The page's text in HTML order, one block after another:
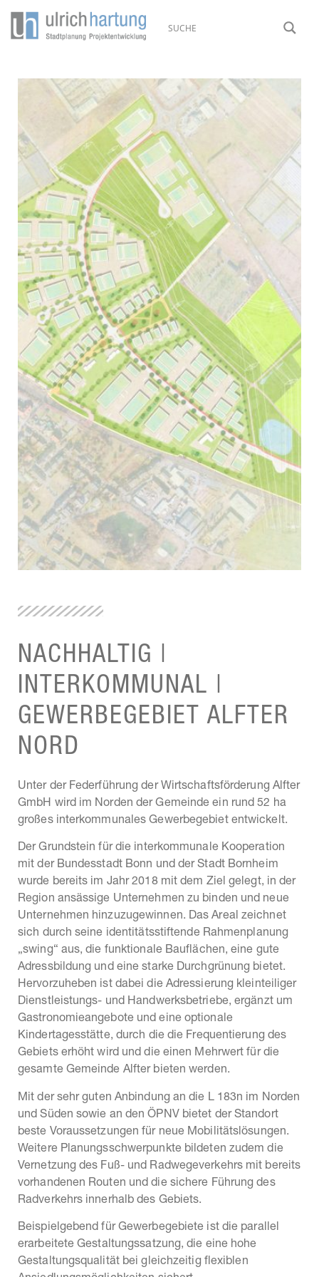
NACHHALTIG |
INTERKOMMUNAL |
GEWERBEGEBIET ALFTER
NORD
Unter der Federführung der Wirtschaftsförderung Alfter
GmbH wird im Norden der Gemeinde ein rund 52 ha
großes interkommunales Gewerbegebiet entwickelt.
Der Grundstein für die interkommunale Kooperation
mit der Bundesstadt Bonn und der Stadt Bornheim
wurde bereits im Jahr 2018 mit dem Ziel gelegt, in der
Region ansässige Unternehmen zu binden und neue
Unternehmen hinzuzugewinnen. Das Areal zeichnet
sich durch seine identitätsstiftende Rahmenplanung
„swing“ aus, die funktionale Bauflächen, eine gute
Adressbildung und eine starke Durchgrünung bietet.
Hervorzuheben ist dabei die Adressierung kleinteiliger
Dienstleistungs- und Handwerksbetriebe, ergänzt um
Gastronomieangebote und eine optionale
Kindertagesstätte, durch die die Frequentierung des
Gebiets erhöht wird und die einen Mehrwert für die
gesamte Gemeinde Alfter bieten werden.
Mit der sehr guten Anbindung an die L 183n im Norden
und Süden sowie an den ÖPNV bietet der Standort
beste Voraussetzungen für neue Mobilitätslösungen.
Weitere Planungsschwerpunkte bildeten zudem die
Vernetzung des Fuß- und Radwegeverkehrs mit bereits
vorhandenen Routen und die sichere Führung des
Radverkehrs innerhalb des Gebiets.
Beispielgebend für Gewerbegebiete ist die parallel
erarbeitete Gestaltungssatzung, die eine hohe
Gestaltungsqualität bei gleichzeitig flexiblen